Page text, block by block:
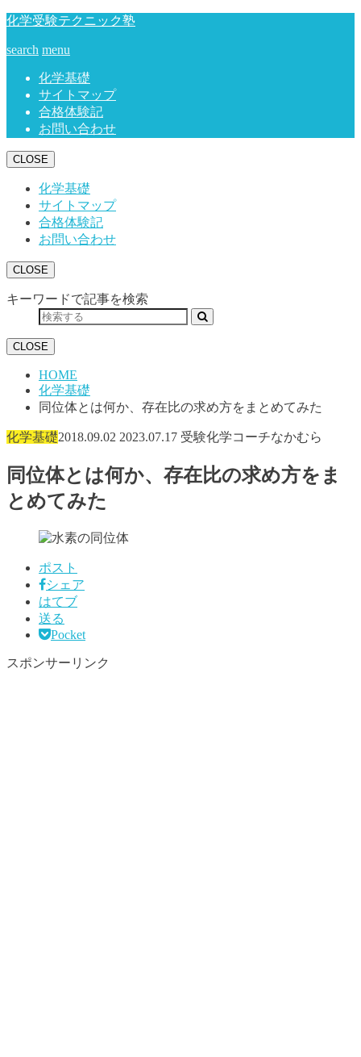
化学受験テクニック塾
search menu
化学基礎
サイトマップ
合格体験記
お問い合わせ
CLOSE
化学基礎
サイトマップ
合格体験記
お問い合わせ
CLOSE
キーワードで記事を検索
CLOSE
HOME
化学基礎
同位体とは何か、存在比の求め方をまとめてみた
化学基礎2018.09.02 2023.07.17 受験化学コーチなかむら
同位体とは何か、存在比の求め方をま
とめてみた
ポスト
シェア
はてブ
送る
Pocket
スポンサーリンク